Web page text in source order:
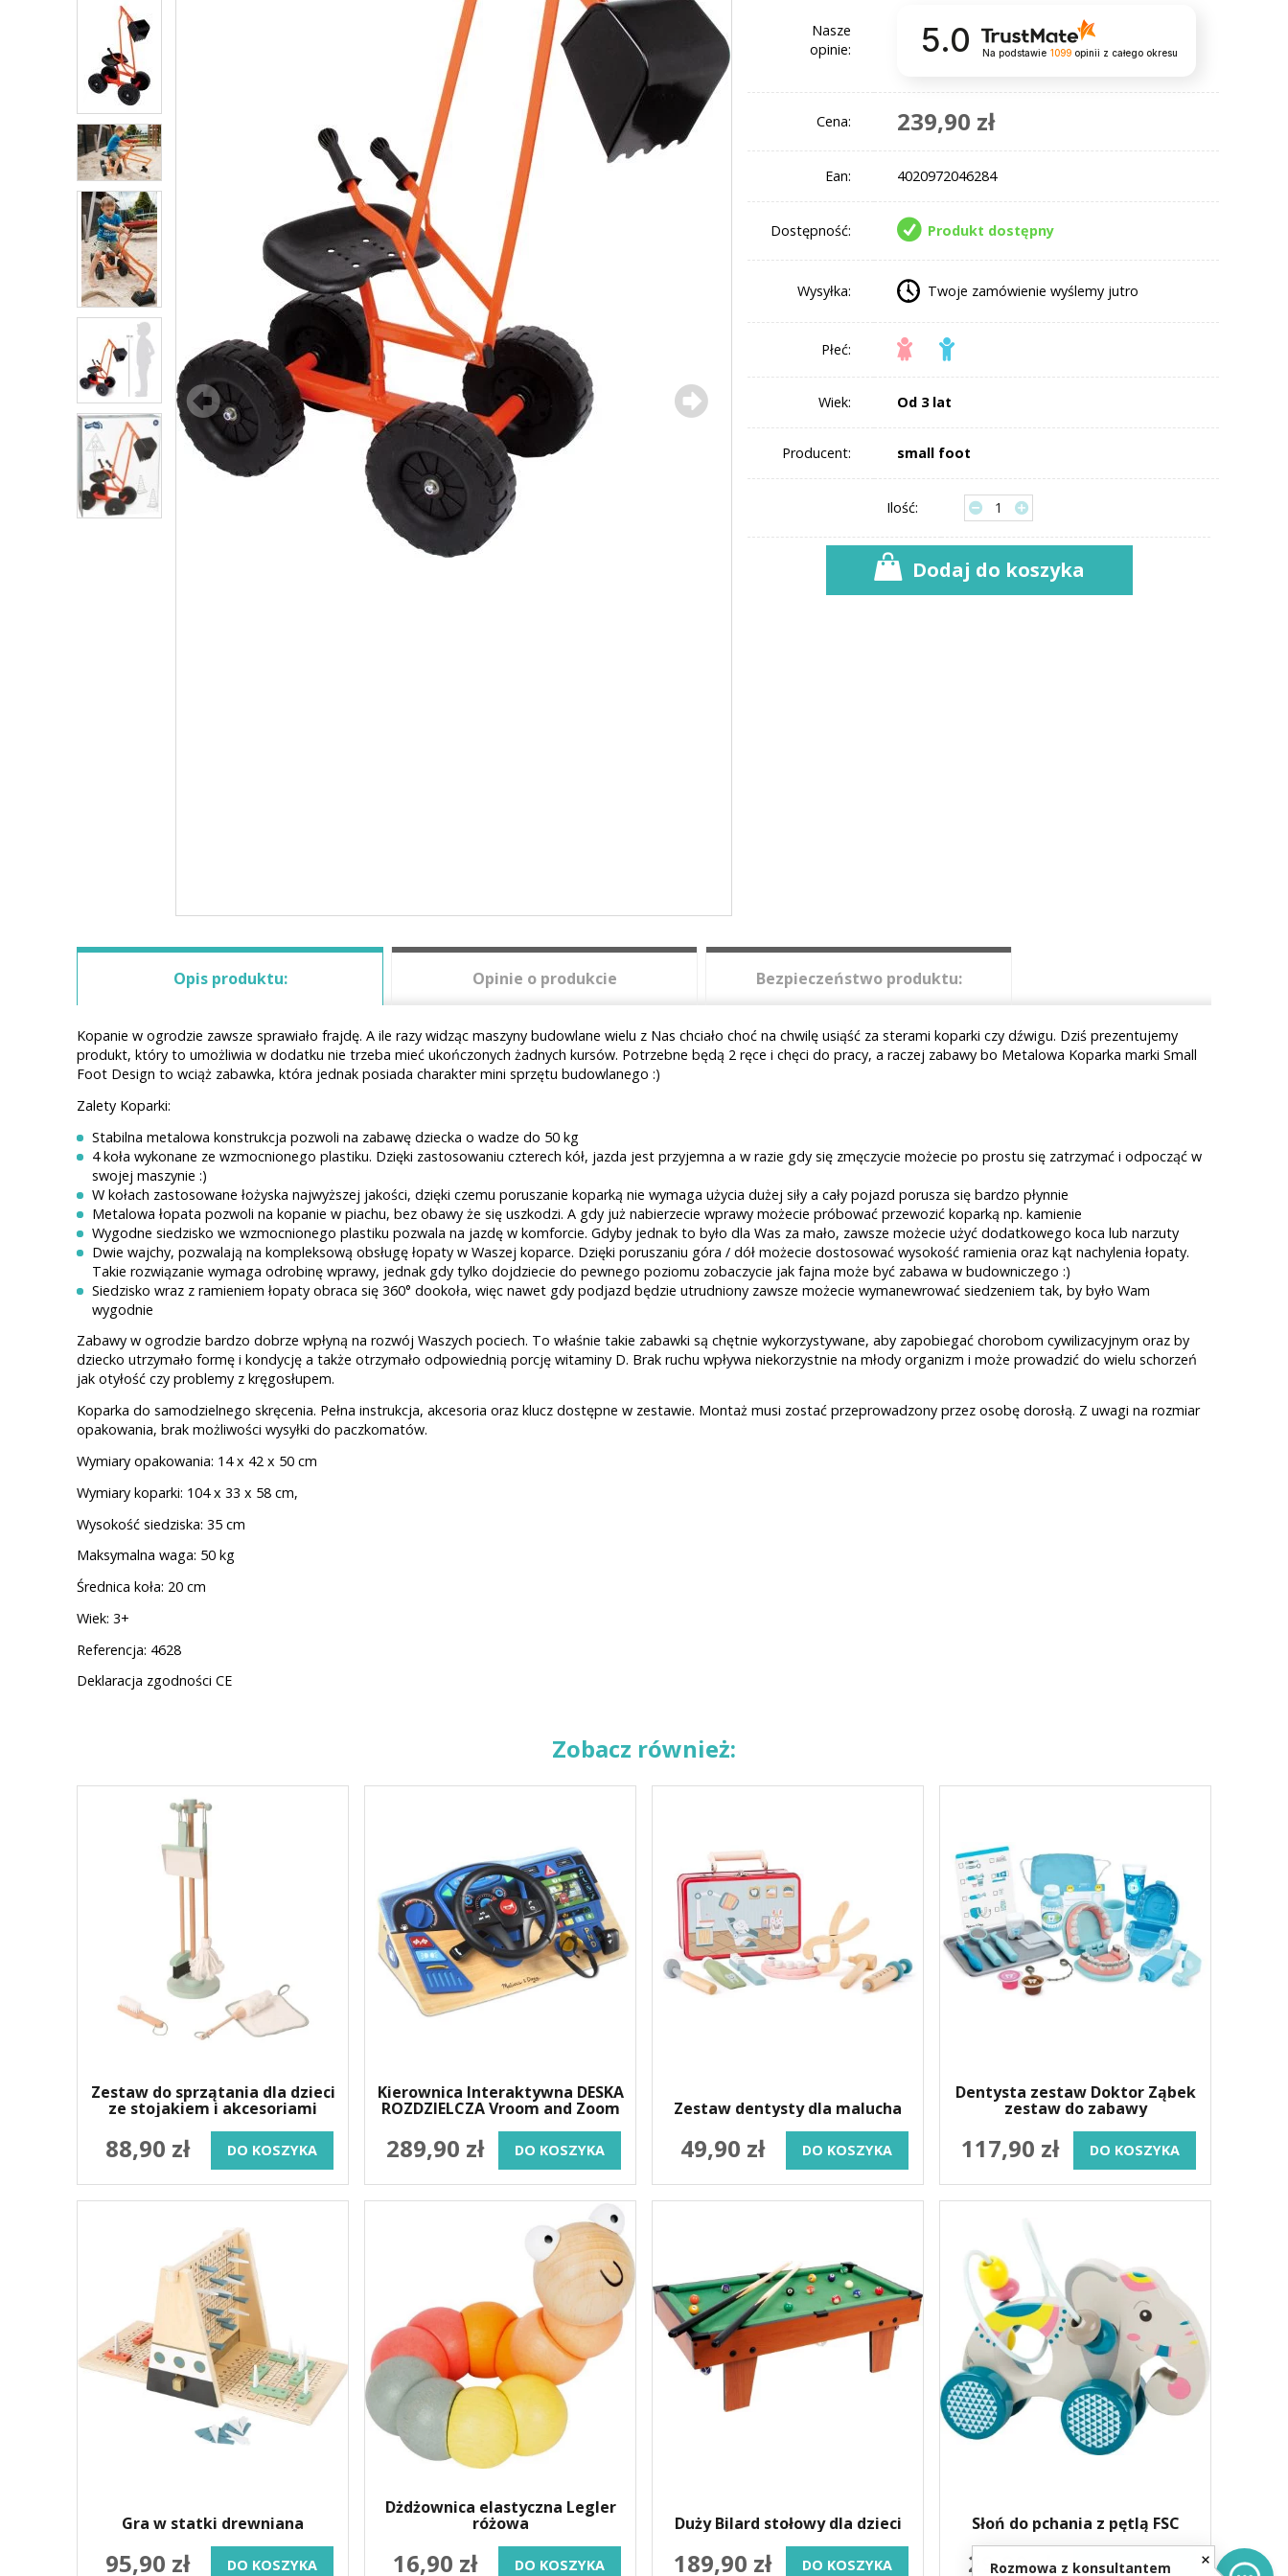
Nasze
opinie:
5.0 Na podstawie 1099opinii z całego okresu
Cena: 239,90 zł
Ean: 4020972046284
Dostępność: Produkt dostępny
Wysyłka: Twoje zamówienie wyślemy jutro
Płeć:
Wiek: Od 3 lat
Producent: small foot
Ilość:
Dodaj do koszyka
Opis produktu: Opinie o produkcie Bezpieczeństwo produktu:
Kopanie w ogrodzie zawsze sprawiało frajdę. A ile razy widząc maszyny budowlane wielu z Nas chciało choć na chwilę usiąść za sterami koparki czy dźwigu. Dziś prezentujemy
produkt, który to umożliwia w dodatku nie trzeba mieć ukończonych żadnych kursów. Potrzebne będą 2 ręce i chęci do pracy, a raczej zabawy bo Metalowa Koparka marki Small
Foot Design to wciąż zabawka, która jednak posiada charakter mini sprzętu budowlanego :)
Zalety Koparki:
Stabilna metalowa konstrukcja pozwoli na zabawę dziecka o wadze do 50 kg
4 koła wykonane ze wzmocnionego plastiku. Dzięki zastosowaniu czterech kół, jazda jest przyjemna a w razie gdy się zmęczycie możecie po prostu się zatrzymać i odpocząć w
swojej maszynie :)
W kołach zastosowane łożyska najwyższej jakości, dzięki czemu poruszanie koparką nie wymaga użycia dużej siły a cały pojazd porusza się bardzo płynnie
Metalowa łopata pozwoli na kopanie w piachu, bez obawy że się uszkodzi. A gdy już nabierzecie wprawy możecie próbować przewozić koparką np. kamienie
Wygodne siedzisko we wzmocnionego plastiku pozwala na jazdę w komforcie. Gdyby jednak to było dla Was za mało, zawsze możecie użyć dodatkowego koca lub narzuty
Dwie wajchy, pozwalają na kompleksową obsługę łopaty w Waszej koparce. Dzięki poruszaniu góra / dół możecie dostosować wysokość ramienia oraz kąt nachylenia łopaty.
Takie rozwiązanie wymaga odrobinę wprawy, jednak gdy tylko dojdziecie do pewnego poziomu zobaczycie jak fajna może być zabawa w budowniczego :)
Siedzisko wraz z ramieniem łopaty obraca się 360° dookoła, więc nawet gdy podjazd będzie utrudniony zawsze możecie wymanewrować siedzeniem tak, by było Wam
wygodnie
Zabawy w ogrodzie bardzo dobrze wpłyną na rozwój Waszych pociech. To właśnie takie zabawki są chętnie wykorzystywane, aby zapobiegać chorobom cywilizacyjnym oraz by
dziecko utrzymało formę i kondycję a także otrzymało odpowiednią porcję witaminy D. Brak ruchu wpływa niekorzystnie na młody organizm i może prowadzić do wielu schorzeń
jak otyłość czy problemy z kręgosłupem.
Koparka do samodzielnego skręcenia. Pełna instrukcja, akcesoria oraz klucz dostępne w zestawie. Montaż musi zostać przeprowadzony przez osobę dorosłą. Z uwagi na rozmiar
opakowania, brak możliwości wysyłki do paczkomatów.
Wymiary opakowania: 14 x 42 x 50 cm
Wymiary koparki: 104 x 33 x 58 cm,
Wysokość siedziska: 35 cm
Maksymalna waga: 50 kg
Średnica koła: 20 cm
Wiek: 3+
Referencja: 4628
Deklaracja zgodności CE
Zobacz również:
Zestaw do sprzątania dla dzieci
ze stojakiem i akcesoriami
88,90 zł DO KOSZYKA
Kierownica Interaktywna DESKA
ROZDZIELCZA Vroom and Zoom
289,90 zł DO KOSZYKA
Zestaw dentysty dla malucha
49,90 zł DO KOSZYKA
Dentysta zestaw Doktor Ząbek
zestaw do zabawy
117,90 zł DO KOSZYKA
Gra w statki drewniana
95,90 zł DO KOSZYKA
Dżdżownica elastyczna Legler
różowa
16,90 zł DO KOSZYKA
Duży Bilard stołowy dla dzieci
189,90 zł DO KOSZYKA
Słoń do pchania z pętlą FSC
29,90 zł DO KOSZYKA
Rozmowa z konsultantem